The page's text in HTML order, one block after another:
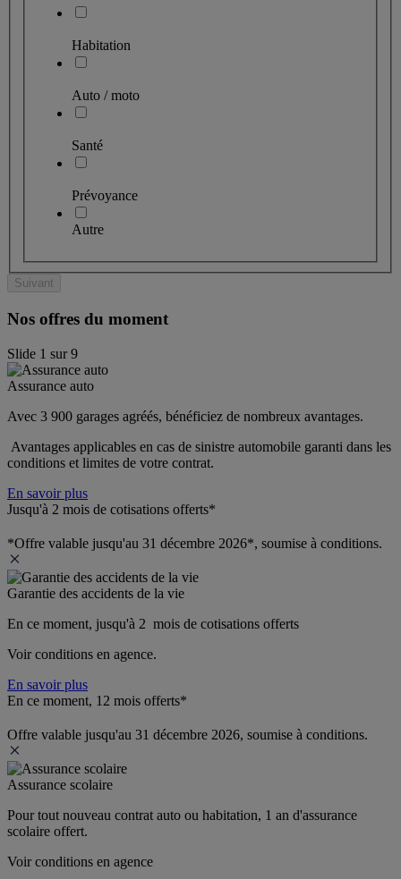
Habitation
Auto / moto
Santé
Prévoyance
Autre
Suivant
Nos offres du moment
Slide 1 sur9
Assurance auto
Avec 3 900 garages agréés, bénéficiez de nombreux avantages.
Avantages applicables en cas de sinistre automobile garanti dans les
conditions et limites de votre contrat.
En savoir plus
Jusqu'à 2 mois de cotisations offerts*
*Offre valable jusqu'au 31 décembre 2026*, soumise à conditions.
Garantie des accidents de la vie
En ce moment, jusqu'à 2  mois de cotisations offerts
Voir conditions en agence.
En savoir plus
En ce moment, 12 mois offerts*
Offre valable jusqu'au 31 décembre 2026, soumise à conditions.
Assurance scolaire
Pour tout nouveau contrat auto ou habitation, 1 an d'assurance
scolaire offert.
Voir conditions en agence